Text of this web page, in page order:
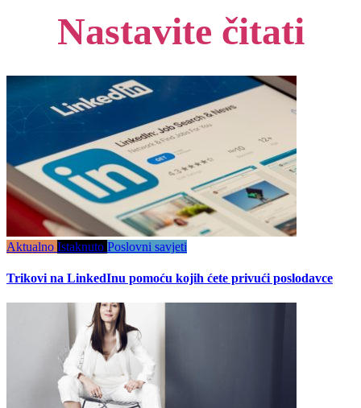
Nastavite čitati
Aktualno Istaknuto Poslovni savjeti
Trikovi na LinkedInu pomoću kojih ćete privući poslodavce